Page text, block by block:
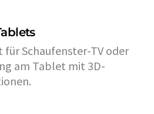
für Schaufenster-TV oder
am Tablet mit 3D-